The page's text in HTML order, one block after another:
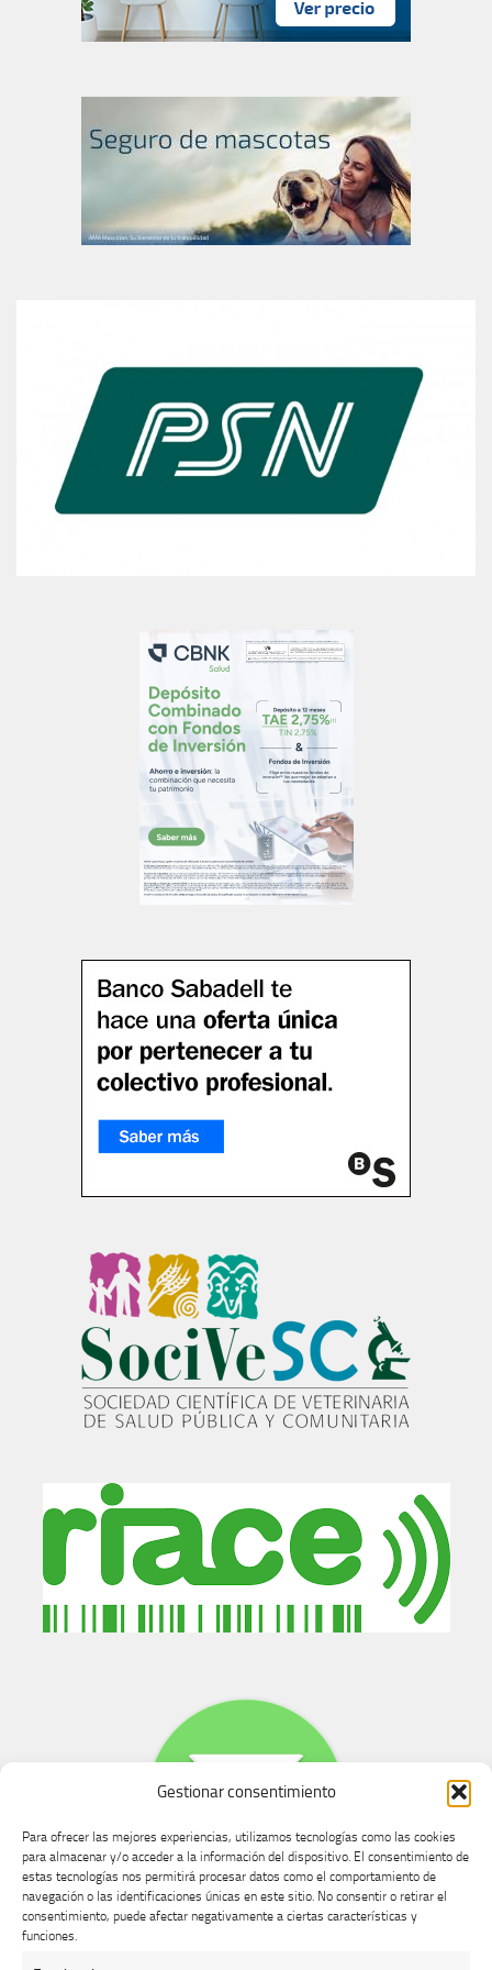
Gestionar consentimiento
Para ofrecer las mejores experiencias, utilizamos tecnologías como las cookies
para almacenar y/o acceder a la información del dispositivo. El consentimiento de
estas tecnologías nos permitirá procesar datos como el comportamiento de
navegación o las identificaciones únicas en este sitio. No consentir o retirar el
consentimiento, puede afectar negativamente a ciertas características y
funciones.
Buzón de dudas, quejas y sugerencias